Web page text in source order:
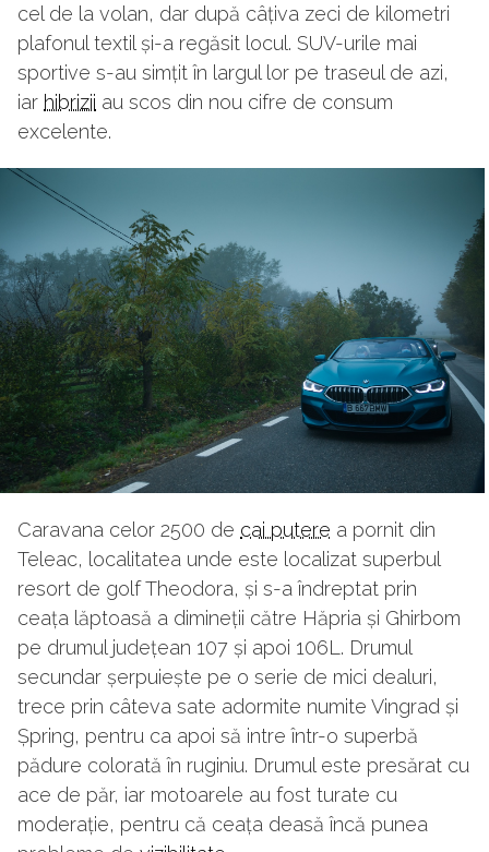
cel de la volan, dar după câțiva zeci de kilometri
plafonul textil și-a regăsit locul. SUV-urile mai
sportive s-au simțit în largul lor pe traseul de azi,
iar hibrizii au scos din nou cifre de consum
excelente.
Caravana celor 2500 de cai putere a pornit din
Teleac, localitatea unde este localizat superbul
resort de golf Theodora, și s-a îndreptat prin
ceața lăptoasă a dimineții către Hăpria și Ghirbom
pe drumul județean 107 și apoi 106L. Drumul
secundar șerpuiește pe o serie de mici dealuri,
trece prin câteva sate adormite numite Vingrad și
Șpring, pentru ca apoi să intre într-o superbă
pădure colorată în ruginiu. Drumul este presărat cu
ace de păr, iar motoarele au fost turate cu
moderație, pentru că ceața deasă încă punea